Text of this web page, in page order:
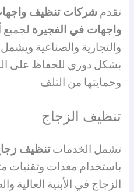
تقدم شركات تنظيف
واجهات في الفجيرة لجميع
والتجارية والصناعية ويشمل
بشكل دوري للحفاظ على
وحمايتها من التلف
تنظيف الزجاج
تشمل الخدماتتنظيف
باستخدام معدات
الزجاج في الأبنية العالية